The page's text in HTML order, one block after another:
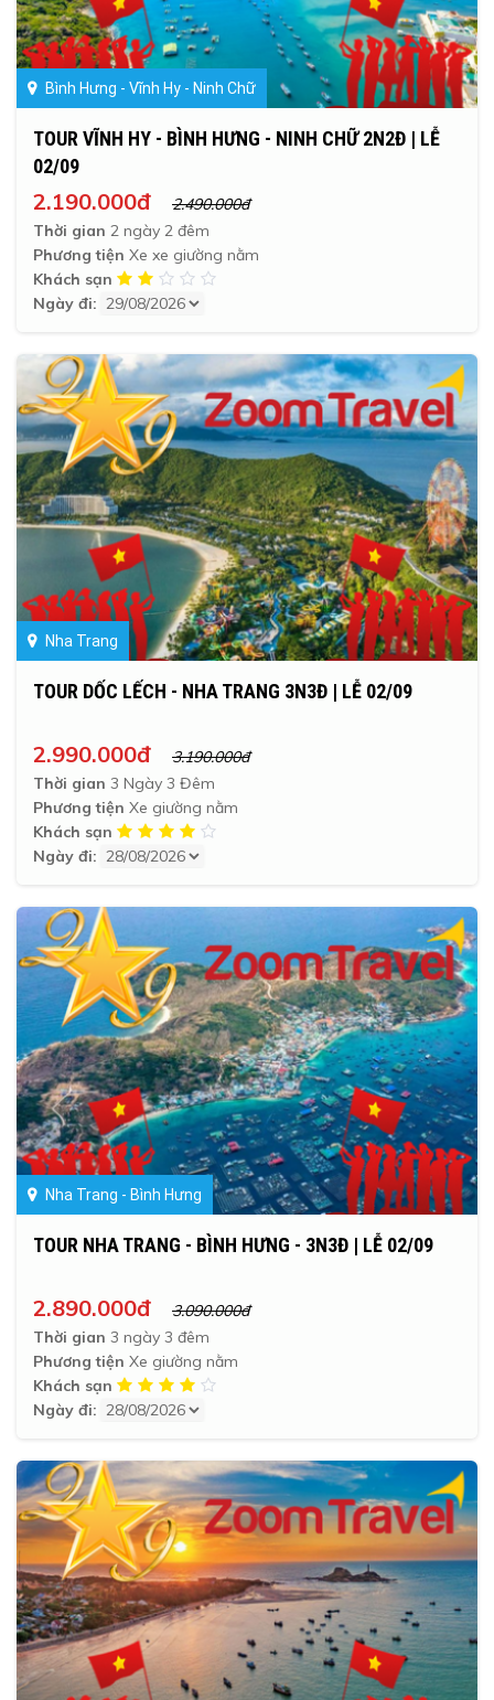
Bình Hưng - Vĩnh Hy - Ninh Chữ
TOUR VĨNH HY - BÌNH HƯNG - NINH CHỮ 2N2Đ | LỄ
02/09
2.190.000đ
2.490.000đ
Thời gian 2 ngày 2 đêm
Phương tiện Xe xe giường nằm
Khách sạn
Ngày đi:
Nha Trang
TOUR DỐC LẾCH - NHA TRANG 3N3Đ | LỄ 02/09
2.990.000đ
3.190.000đ
Thời gian 3 Ngày 3 Đêm
Phương tiện Xe giường nằm
Khách sạn
Ngày đi:
Nha Trang - Bình Hưng
TOUR NHA TRANG - BÌNH HƯNG - 3N3Đ | LỄ 02/09
2.890.000đ
3.090.000đ
Thời gian 3 ngày 3 đêm
Phương tiện Xe giường nằm
Khách sạn
Ngày đi: